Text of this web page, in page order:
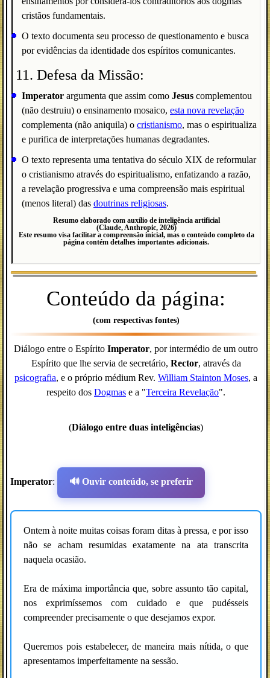
cristãos fundamentais.
O texto documenta seu processo de questionamento e busca
por evidências da identidade dos espíritos comunicantes.
11. Defesa da Missão:
Imperator argumenta que assim como Jesus complementou
(não destruiu) o ensinamento mosaico, esta nova revelação
complementa (não aniquila) o cristianismo, mas o espiritualiza
e purifica de interpretações humanas degradantes.
O texto representa uma tentativa do século XIX de reformular
o cristianismo através do espiritualismo, enfatizando a razão,
a revelação progressiva e uma compreensão mais espiritual
(menos literal) das doutrinas religiosas.
Resumo elaborado com auxílio de inteligência artificial
(Claude, Anthropic, 2026)
Este resumo visa facilitar a compreensão inicial, mas o conteúdo completo da
página contém detalhes importantes adicionais.
Conteúdo da página:
(com respectivas fontes)
Diálogo entre o Espírito Imperator, por intermédio de um outro
Espírito que lhe servia de secretário, Rector, através da
psicografia, e o próprio médium Rev. William Stainton Moses, a
respeito dos Dogmas e a "Terceira Revelação".
(Diálogo entre duas inteligências)
Imperator: 🔊 Ouvir conteúdo, se preferir
Ontem à noite muitas coisas foram ditas à pressa, e por isso
não se acham resumidas exatamente na ata transcrita
naquela ocasião.
Era de máxima importância que, sobre assunto tão capital,
nos exprimíssemos com cuidado e que pudésseis
compreender precisamente o que desejamos expor.
Queremos pois estabelecer, de maneira mais nítida, o que
apresentamos imperfeitamente na sessão.